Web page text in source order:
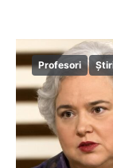
Profesori